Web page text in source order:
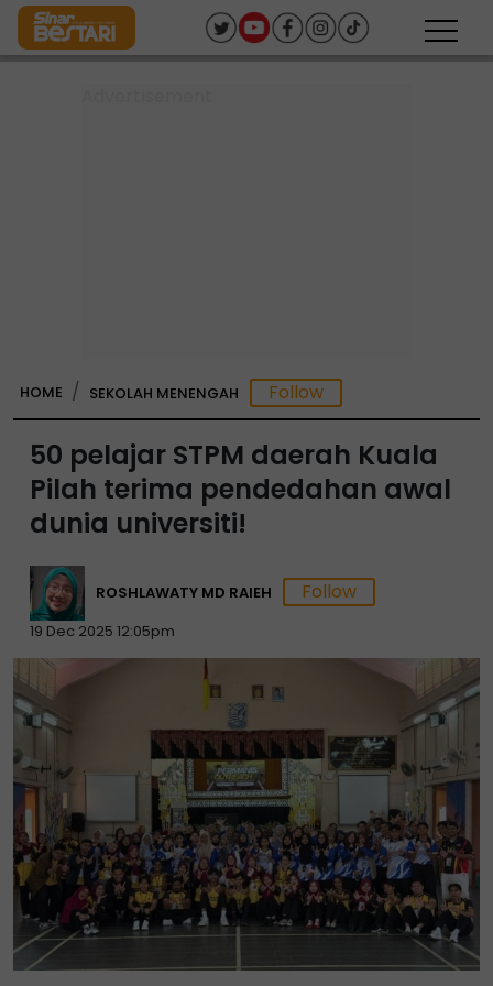
HOME SEKOLAH MENENGAH
50 pelajar STPM daerah Kuala
Pilah terima pendedahan awal
dunia universiti!
ROSHLAWATY MD RAIEH
19 Dec 2025 12:05pm